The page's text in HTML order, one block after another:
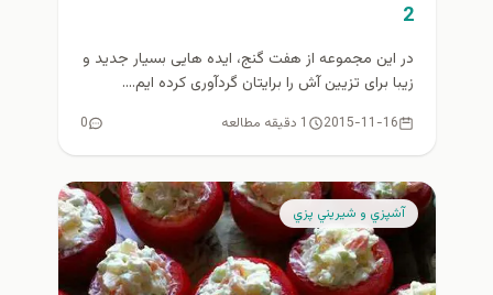
2
در این مجموعه از هفت گنج، ایده هایی بسیار جدید و
زیبا برای تزیین آش را برایتان گردآوری کرده ایم....
2015-11-16 1 دقیقه مطالعه 0
آشپزي و شيريني پزي